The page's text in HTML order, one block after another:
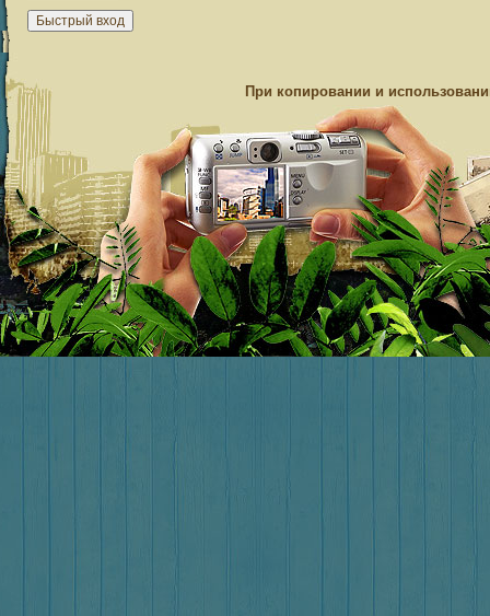
При копировании и